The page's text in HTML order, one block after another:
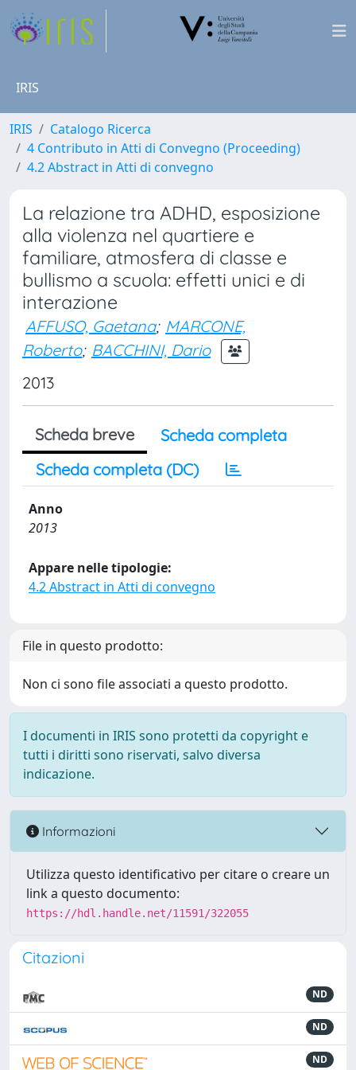
IRIS
IRIS
Catalogo Ricerca
4 Contributo in Atti di Convegno (Proceeding)
4.2 Abstract in Atti di convegno
La relazione tra ADHD, esposizione
alla violenza nel quartiere e
familiare, atmosfera di classe e
bullismo a scuola: effetti unici e di
interazione
AFFUSO, Gaetana; MARCONE,
Roberto; BACCHINI, Dario
2013
Scheda breve
Scheda completa
Scheda completa (DC)
Anno
2013
Appare nelle tipologie:
4.2 Abstract in Atti di convegno
File in questo prodotto:
Non ci sono file associati a questo prodotto.
I documenti in IRIS sono protetti da copyright e
tutti i diritti sono riservati, salvo diversa
indicazione.
Informazioni
Utilizza questo identificativo per citare o creare un
link a questo documento:
https://hdl.handle.net/11591/322055
Citazioni
ND
ND
ND